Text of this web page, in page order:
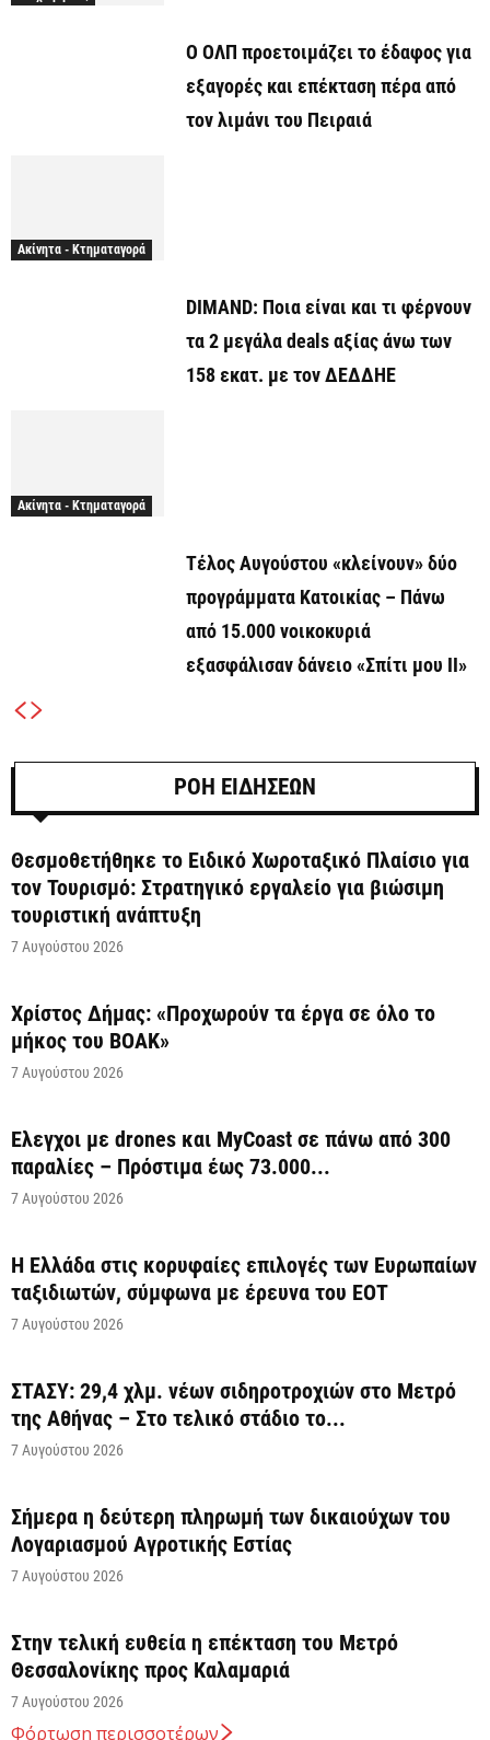
O ΟΛΠ προετοιμάζει το έδαφος για
εξαγορές και επέκταση πέρα από
τον λιμάνι του Πειραιά
Ακίνητα - Κτηματαγορά
DIMAND: Ποια είναι και τι φέρνουν
τα 2 μεγάλα deals αξίας άνω των
158 εκατ. με τον ΔΕΔΔΗΕ
Ακίνητα - Κτηματαγορά
Τέλος Αυγούστου «κλείνουν» δύο
προγράμματα Κατοικίας – Πάνω
από 15.000 νοικοκυριά
εξασφάλισαν δάνειο «Σπίτι μου ΙΙ»
ΡΟΗ ΕΙΔΗΣΕΩΝ
Θεσμοθετήθηκε το Ειδικό Χωροταξικό Πλαίσιο για
τον Τουρισμό: Στρατηγικό εργαλείο για βιώσιμη
τουριστική ανάπτυξη
7 Αυγούστου 2026
Χρίστος Δήμας: «Προχωρούν τα έργα σε όλο το
μήκος του ΒΟΑΚ»
7 Αυγούστου 2026
Έλεγχοι με drones και MyCoast σε πάνω από 300
παραλίες – Πρόστιμα έως 73.000...
7 Αυγούστου 2026
Η Ελλάδα στις κορυφαίες επιλογές των Ευρωπαίων
ταξιδιωτών, σύμφωνα με έρευνα του ΕΟΤ
7 Αυγούστου 2026
ΣΤΑΣΥ: 29,4 χλμ. νέων σιδηροτροχιών στο Μετρό
της Αθήνας – Στο τελικό στάδιο το...
7 Αυγούστου 2026
Σήμερα η δεύτερη πληρωμή των δικαιούχων του
Λογαριασμού Αγροτικής Εστίας
7 Αυγούστου 2026
Στην τελική ευθεία η επέκταση του Μετρό
Θεσσαλονίκης προς Καλαμαριά
7 Αυγούστου 2026
Φόρτωση περισσοτέρων